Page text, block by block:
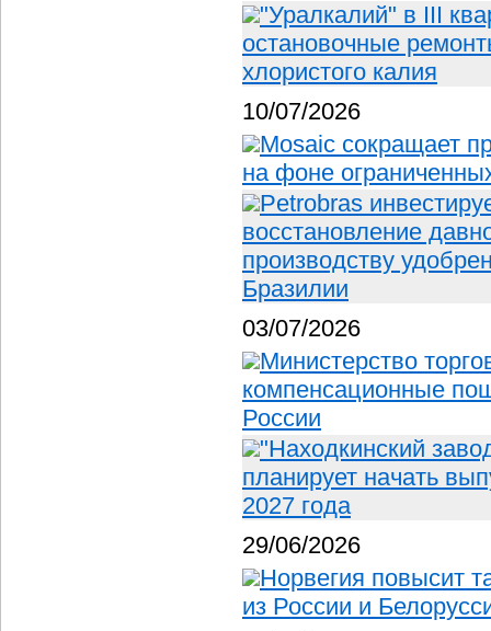
"Уралкалий" в III
остановочные
хлористого калия
10/07/2026
Mosaic сокращает
на фоне
Petrobras
восстановление
производству
Бразилии
03/07/2026
Министерство
компенсационные
России
"Находкинский
планирует начать
2027 года
29/06/2026
Норвегия повысит
из России и